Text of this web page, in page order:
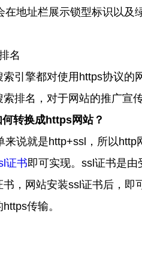
在地址栏展示锁型标识以及
名
索引擎都对使用 https协议的
排名，对于网站的推广宣
何转换成https网站？
来说就是http+ssl ，所以http
证书即可实现。 ssl 证书是由
书，网站安装ssl 证书后，即
https传输。